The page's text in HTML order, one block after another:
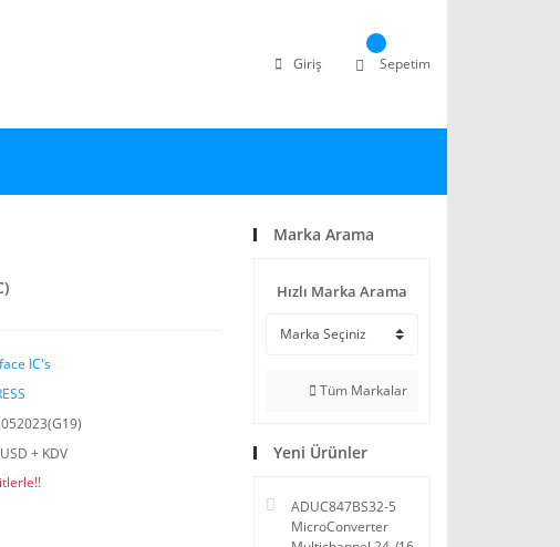
Giriş Sepetim
IC's
+ KDV
Marka Arama
Hızlı Marka Arama
Tüm Markalar
Yeni Ürünler
ADUC847BS32-5
MicroConverter